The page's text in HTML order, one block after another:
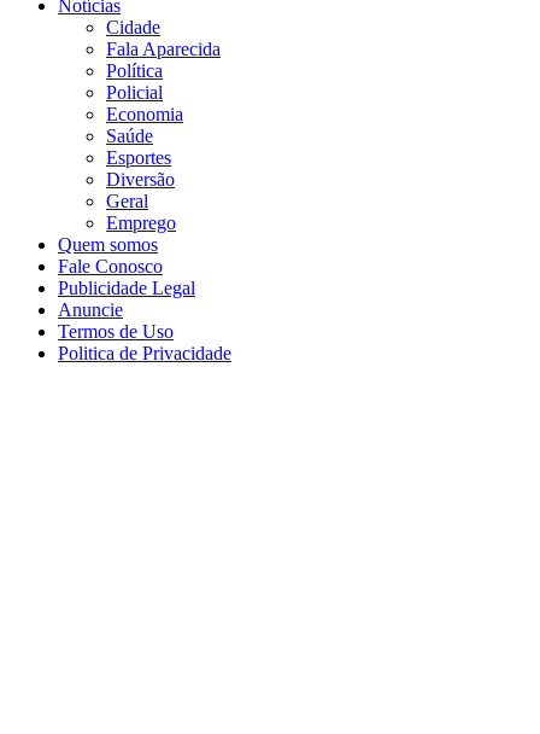
Notícias
Cidade
Fala Aparecida
Política
Policial
Economia
Saúde
Esportes
Diversão
Geral
Emprego
Quem somos
Fale Conosco
Publicidade Legal
Anuncie
Termos de Uso
Politica de Privacidade